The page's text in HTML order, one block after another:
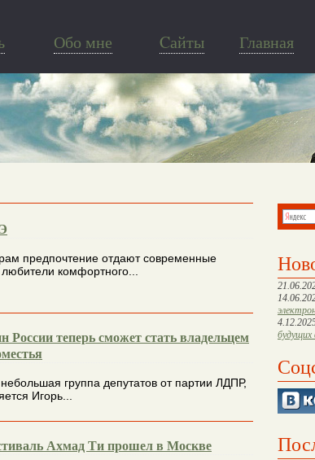
Обо мне Cайты Главная
будущих
предпочтение отдают современные
комфортного...
теперь сможет стать владельцем
группа депутатов от партии ЛДПР,
Игорь...
Ахмад Ти прошел в Москве